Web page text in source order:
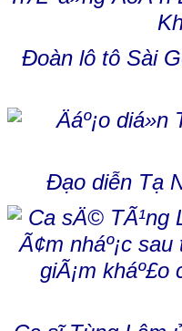
Đoàn lô tô Sài
Đạo diễn Tạ